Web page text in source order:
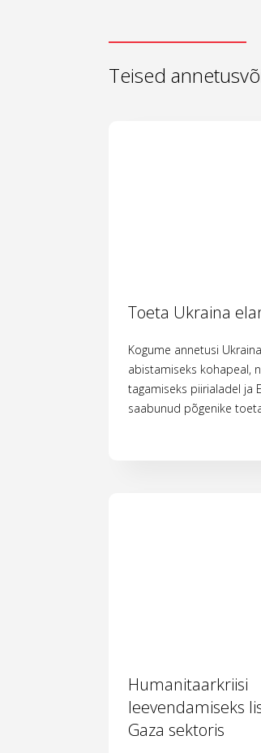
Teised
Toeta Ukraina
Kogume annetusi
abistamiseks kohapeal,
tagamiseks piirialadel ja
saabunud põgenike
Humanitaarkriisi
leevendamiseks
Gaza sektoris